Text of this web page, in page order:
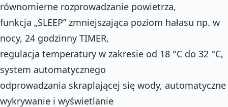
równomierne rozprowadzanie powietrza,
funkcja „SLEEP” zmniejszająca poziom hałasu np. w
nocy, 24 godzinny TIMER,
regulacja temperatury w zakresie od 18 °C do 32 °C,
system automatycznego
odprowadzania skraplającej się wody, automatyczne
wykrywanie i wyświetlanie